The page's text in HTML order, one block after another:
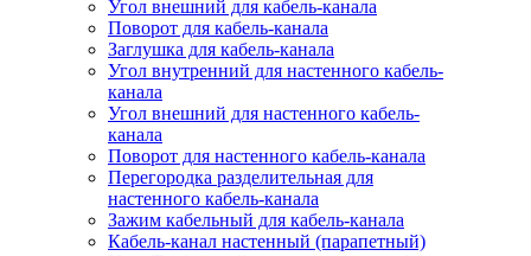
Угол внешний для кабель-канала
Поворот для кабель-канала
Заглушка для кабель-канала
Угол внутренний для настенного кабель-
канала
Угол внешний для настенного кабель-
канала
Поворот для настенного кабель-канала
Перегородка разделительная для
настенного кабель-канала
Зажим кабельный для кабель-канала
Кабель-канал настенный (парапетный)